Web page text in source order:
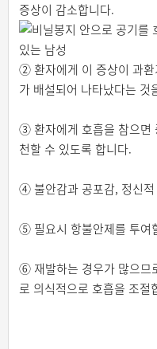
증상이 감소합니다.
② 환자에게 이 증상이 과환
가 배설되어 나타났다는 것
③ 환자에게 호흡을 참으면
천할 수 있도록 합니다.
④ 불안감과 공포감, 정신
⑤ 필요시 항불안제를 투여
⑥ 재발하는 경우가 많으므
로 의식적으로 호흡을 조절